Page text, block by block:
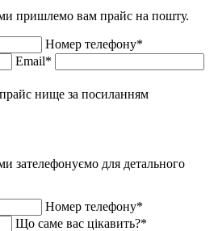
ми пришлемо вам прайс на пошту.
Номер телефону*
Email*
нище за посиланням
зателефонуємо для детального
Номер телефону*
Що саме вас цікавить?*